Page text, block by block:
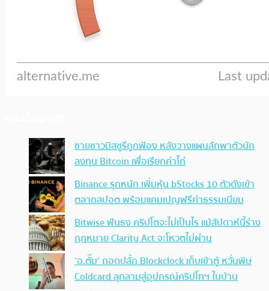
ชายชาวมิสซูรีถูกฟ้อง หลังวางแผนลักพาตัวนัก
ลงทุน Bitcoin เพื่อเรียกค่าไถ่
Binance รุกหนัก เพิ่มหุ้น bStocks 10 ตัวดังเข้า
ตลาดสปอต พร้อมแคมเปญฟรีค่าธรรมเนียม
Bitwise ฟันธง คริปโตจะไม่เป็นไร แม้สัปดาห์นี้ร่าง
กฎหมาย Clarity Act จะโหวตไม่ผ่าน
‘อ.ตั๊ม’ ถอดปลั้ก Blockclock เก็บเข้าตู้ หวั่นพิษ
Coldcard ลุกลามสู่อุปกรณ์คริปโทฯ ในบ้าน